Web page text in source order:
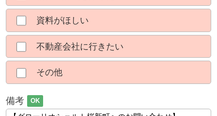
資料がほしい
不動産会社に行きたい
その他
備考 OK